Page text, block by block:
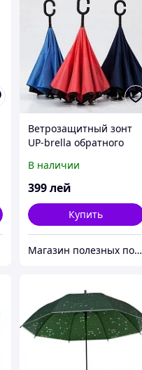
Ветрозащитный зонт
UP-brella обратного
В наличии
399лей
Купить
Магазин полезных покупок "Goodbuy"